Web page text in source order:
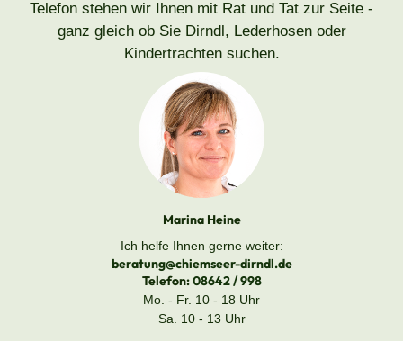
Telefon stehen wir Ihnen mit Rat und Tat zur Seite -
ganz gleich ob Sie Dirndl, Lederhosen oder
Kindertrachten suchen.
Marina Heine
Ich helfe Ihnen gerne weiter:
beratung@chiemseer-dirndl.de
Telefon:08642 / 998
Mo. - Fr. 10 - 18 Uhr
Sa. 10 - 13 Uhr